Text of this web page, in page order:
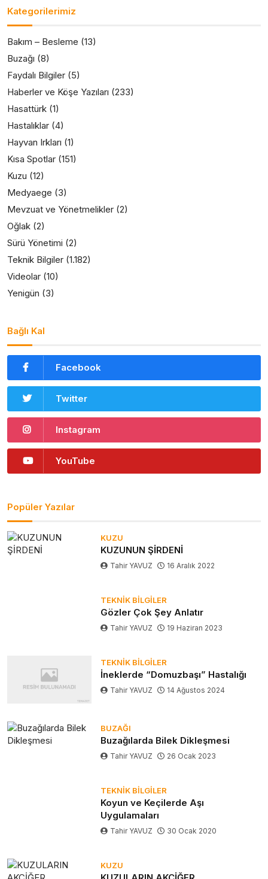
Kategorilerimiz
Bakım – Besleme (13)
Buzağı (8)
Faydalı Bilgiler (5)
Haberler ve Köşe Yazıları (233)
Hasattürk (1)
Hastalıklar (4)
Hayvan Irkları (1)
Kısa Spotlar (151)
Kuzu (12)
Medyaege (3)
Mevzuat ve Yönetmelikler (2)
Oğlak (2)
Sürü Yönetimi (2)
Teknik Bilgiler (1.182)
Videolar (10)
Yenigün (3)
Bağlı Kal
Facebook
Twitter
Instagram
YouTube
Popüler Yazılar
KUZU
KUZUNUN ŞİRDENİ
Tahir YAVUZ 16 Aralık 2022
TEKNIK BILGILER
Gözler Çok Şey Anlatır
Tahir YAVUZ 19 Haziran 2023
TEKNIK BILGILER
İneklerde “Domuzbaşı” Hastalığı
Tahir YAVUZ 14 Ağustos 2024
BUZAĞI
Buzağılarda Bilek Dikleşmesi
Tahir YAVUZ 26 Ocak 2023
TEKNIK BILGILER
Koyun ve Keçilerde Aşı
Uygulamaları
Tahir YAVUZ 30 Ocak 2020
KUZU